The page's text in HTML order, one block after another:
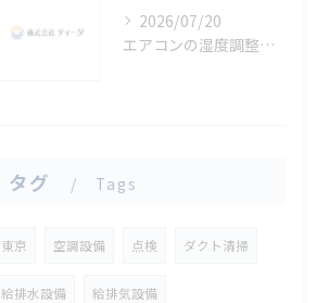
2026/07/20
エアコンの湿度調整で快適生活を実現する東京都台東区の賢い選び方
タグ Tags
東京 空調設備 点検 ダクト清掃
給排水設備 給排気設備